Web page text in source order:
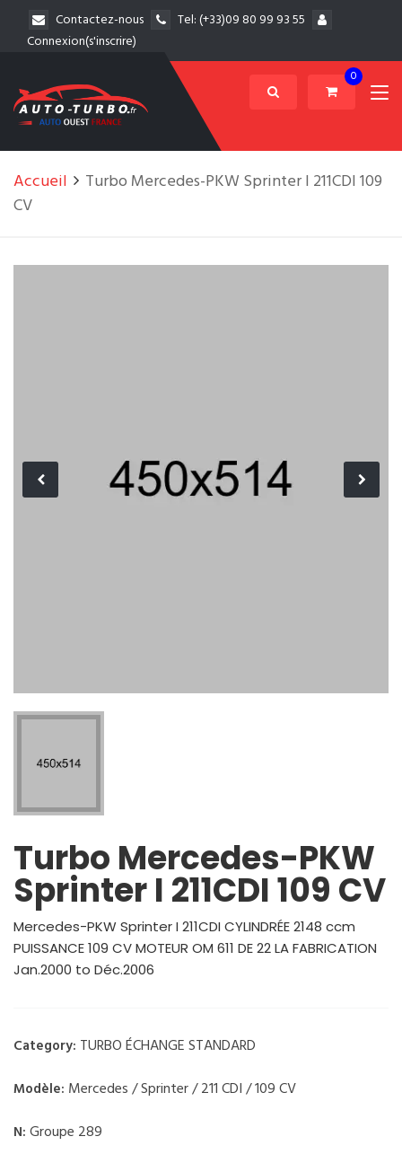
Contactez-nous Tel:(+33)09 80 99 93 55
Connexion(s'inscrire)
0
Accueil
Turbo Mercedes-PKW Sprinter I 211CDI 109
CV
Turbo Mercedes-PKW
Sprinter I 211CDI 109 CV
Mercedes-PKW Sprinter I 211CDI CYLINDRÉE 2148 ccm
PUISSANCE 109 CV MOTEUR OM 611 DE 22 LA FABRICATION
Jan.2000 to Déc.2006
Category: TURBO ÉCHANGE STANDARD
Modèle: Mercedes / Sprinter / 211 CDI / 109 CV
N: Groupe 289